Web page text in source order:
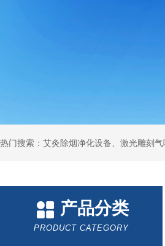
产品分类
PRODUCT CATEGORY